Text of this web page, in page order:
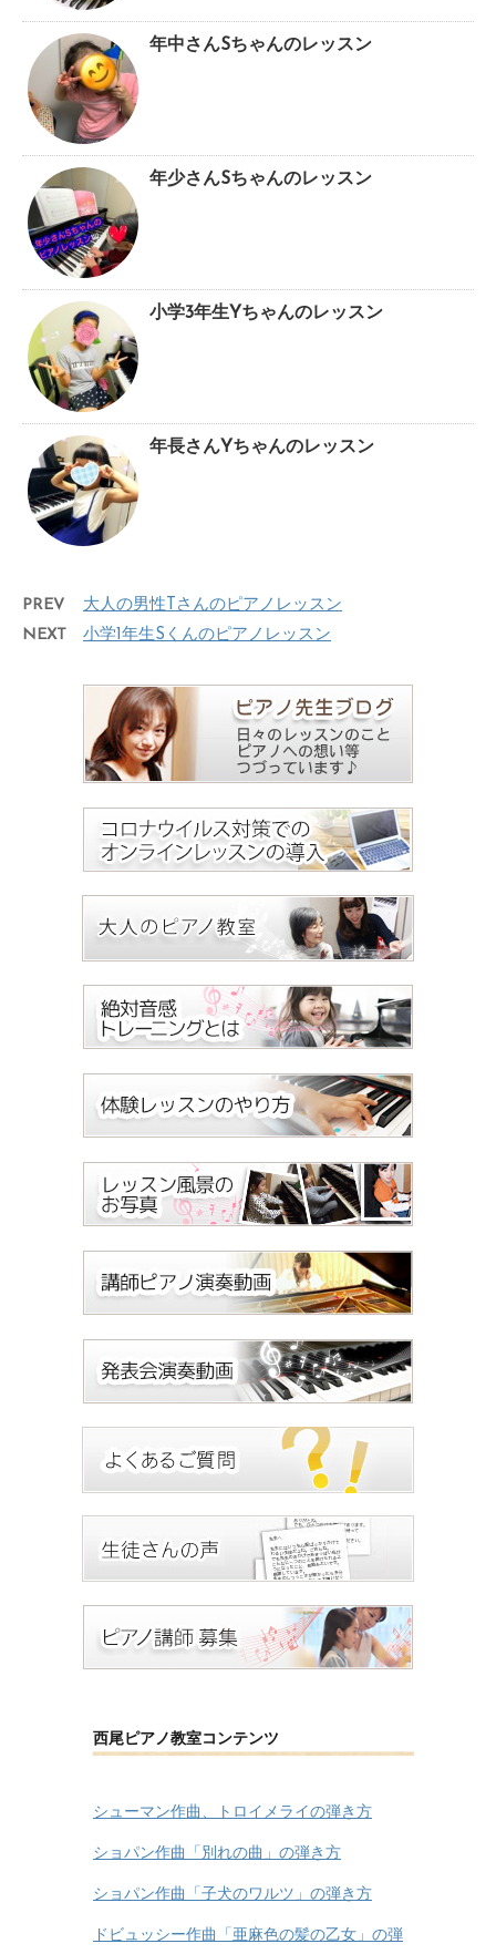
年中さんSちゃんのレッスン
年少さんSちゃんのレッスン
小学3年生Yちゃんのレッスン
年長さんYちゃんのレッスン
PREV
大人の男性Tさんのピアノレッスン
NEXT
小学1年生Sくんのピアノレッスン
西尾ピアノ教室コンテンツ
シューマン作曲、トロイメライの弾き方
ショパン作曲「別れの曲」の弾き方
ショパン作曲「子犬のワルツ」の弾き方
ドビュッシー作曲「亜麻色の髪の乙女」の弾